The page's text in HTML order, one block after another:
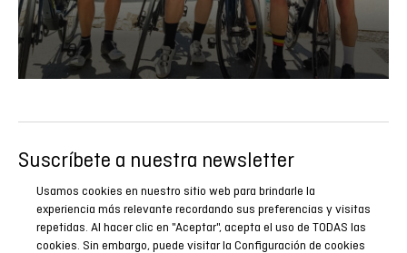
Suscríbete a nuestra newsletter
Sé el primero en conocer todas nuestras novedades,
reportajes y promociones especiales.
SUSCRIBIRME AHORA
Usamos cookies en nuestro sitio web para brindarle la
experiencia más relevante recordando sus preferencias y visitas
repetidas. Al hacer clic en "Aceptar", acepta el uso de TODAS las
cookies. Sin embargo, puede visitar la Configuración de cookies